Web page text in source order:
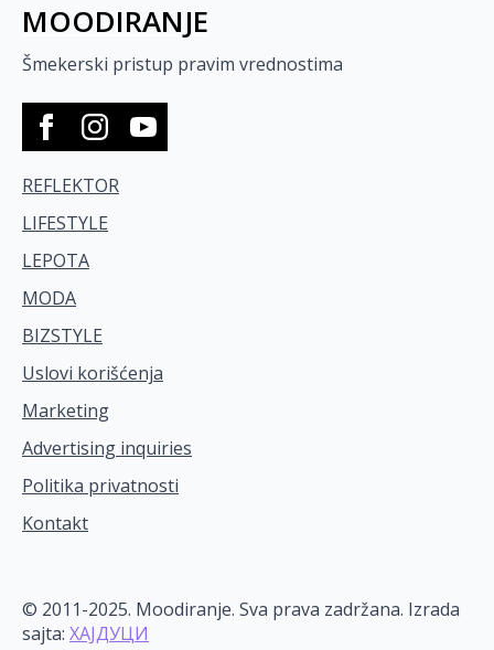
MOODIRANJE
Šmekerski pristup pravim vrednostima
REFLEKTOR
LIFESTYLE
LEPOTA
MODA
BIZSTYLE
Uslovi korišćenja
Marketing
Advertising inquiries
Politika privatnosti
Kontakt
© 2011-2025. Moodiranje. Sva prava zadržana. Izrada
sajta: ХАЈДУЦИ